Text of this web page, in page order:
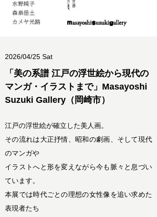
2026/04/25 Sat
「美の系譜 江戸の浮世絵から現代の
マンガ・イラストまで」Masayoshi
Suzuki Gallery（岡崎市）
江戸の浮世絵が確立した美人画。
その流れは大正抒情、昭和の劇画、そして現代
のマンガや
イラストへと形を変えながら今も脈々と息づい
ています。
本展では時代ごとの理想の女性像を追い求めた
表現者たち